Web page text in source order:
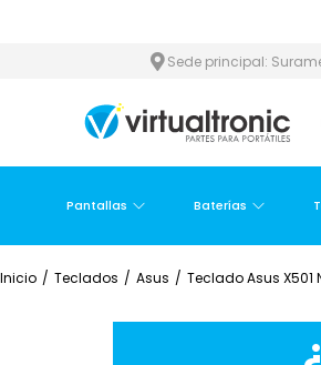
Sede principal:
Pantallas Baterías
Inicio / Teclados / Asus / Teclado Asus X501